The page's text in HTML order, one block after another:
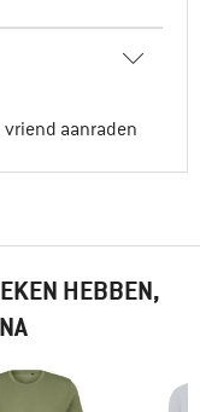
aanraden
HEBBEN,